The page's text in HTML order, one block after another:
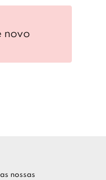
nossas
novo